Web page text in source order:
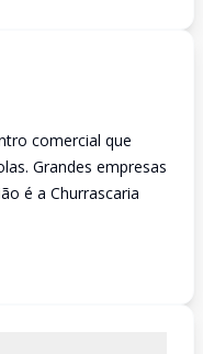
comercial que
Grandes empresas
é a Churrascaria